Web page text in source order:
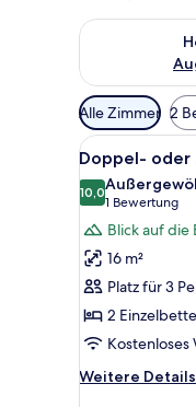
Überprüfe die
Verfügbare
Filter
für
Zimmer
Alle Zimmer 2
Alle
Fotos
für
Doppel-
oder
Bergblick
anzeigen
4
Doppel-
10,010,0 von 10
1 Bewertung
(1
Blick auf die
16 m²
Platz für 3
2
Kostenloses
Weitere Details
Weitere